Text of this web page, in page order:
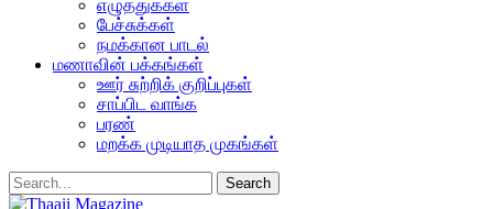
எழுத்துக்கள்
பேச்சுக்கள்
நமக்கான பாடல்
மணாவின் பக்கங்கள்
ஊர் சுற்றிக் குறிப்புகள்
சாப்பிட வாங்க
பரண்
மறக்க முடியாத முகங்கள்